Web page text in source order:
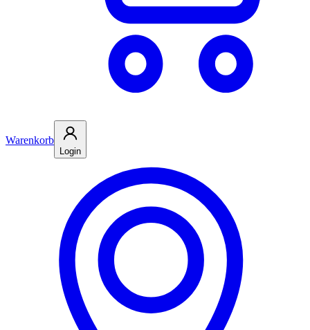
Warenkorb
Login